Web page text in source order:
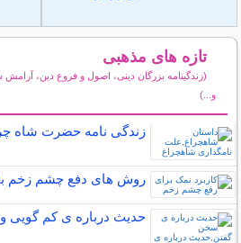
تازه های مذهبی
(زندگینامه بزرگان دینی، اصول و فروع دین،
و...)
زندگی نامه حضرت شاه
روش های دفع چشم زخم
حدیث درباره ی کم گویی